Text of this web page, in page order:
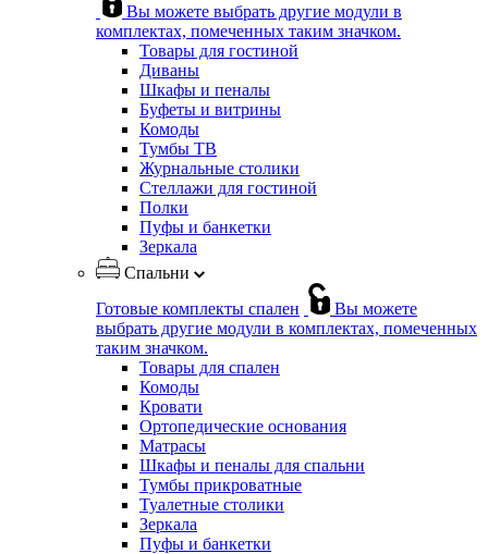
Вы можете выбрать другие модули в
комплектах, помеченных таким значком.
Товары для гостиной
Диваны
Шкафы и пеналы
Буфеты и витрины
Комоды
Тумбы ТВ
Журнальные столики
Стеллажи для гостиной
Полки
Пуфы и банкетки
Зеркала
Спальни
Готовые комплекты спален
Вы можете
выбрать другие модули в комплектах, помеченных
таким значком.
Товары для спален
Комоды
Кровати
Ортопедические основания
Матрасы
Шкафы и пеналы для спальни
Тумбы прикроватные
Туалетные столики
Зеркала
Пуфы и банкетки